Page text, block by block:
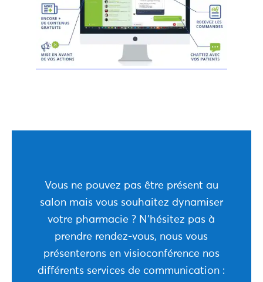
Vous ne pouvez pas être présent au
salon mais vous souhaitez dynamiser
votre pharmacie ? N’hésitez pas à
prendre rendez-vous, nous vous
présenterons en visioconférence nos
différents services de communication :